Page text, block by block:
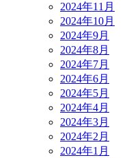
2024年11月
2024年10月
2024年9月
2024年8月
2024年7月
2024年6月
2024年5月
2024年4月
2024年3月
2024年2月
2024年1月